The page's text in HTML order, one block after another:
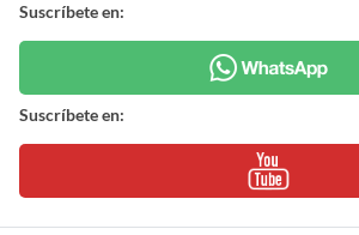
Suscríbete en:
Suscríbete en: